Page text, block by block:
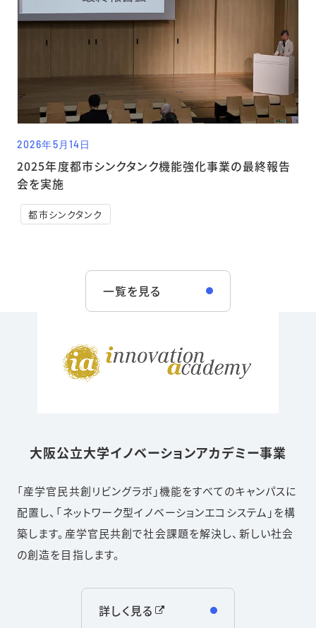
2026年5月14日
都市シンクタンク
2025年度都市シンクタンク機能強化事業の最終報告
会を実施
一覧を見る
大阪公立大学イノベーションアカデミー事業
「産学官民共創リビングラボ」機能をすべてのキャンパスに
配置し、「ネットワーク型イノベーションエコシステム」を構
築します。産学官民共創で社会課題を解決し、新しい社会
の創造を目指します。
詳しく見る